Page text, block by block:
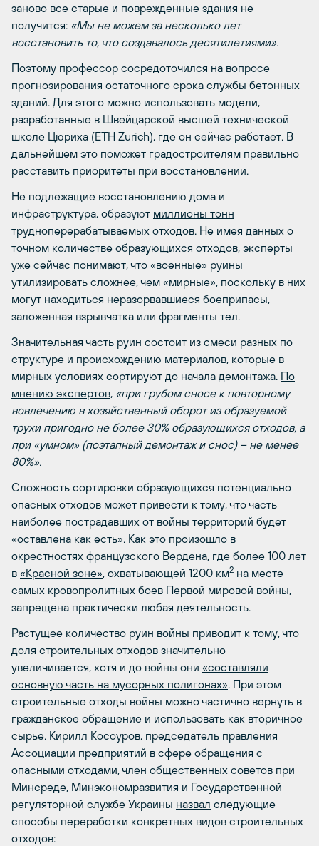
заново все старые и поврежденные здания не
получится: «Мы не можем за несколько лет
восстановить то, что создавалось десятилетиями».
Поэтому профессор сосредоточился на вопросе
прогнозирования остаточного срока службы бетонных
зданий. Для этого можно использовать модели,
разработанные в Швейцарской высшей технической
школе Цюриха (ETH Zurich), где он сейчас работает. В
дальнейшем это поможет градостроителям правильно
расставить приоритеты при восстановлении.
Не подлежащие восстановлению дома и
инфраструктура, образуют миллионы тонн
трудноперерабатываемых отходов. Не имея данных о
точном количестве образующихся отходов, эксперты
уже сейчас понимают, что «военные» руины
утилизировать сложнее, чем «мирные», поскольку в них
могут находиться неразорвавшиеся боеприпасы,
заложенная взрывчатка или фрагменты тел.
Значительная часть руин состоит из смеси разных по
структуре и происхождению материалов, которые в
мирных условиях сортируют до начала демонтажа. По
мнению экспертов, «при грубом сносе к повторному
вовлечению в хозяйственный оборот из образуемой
трухи пригодно не более 30% образующихся отходов, а
при «умном» (поэтапный демонтаж и снос) – не менее
80%».
Сложность сортировки образующихся потенциально
опасных отходов может привести к тому, что часть
наиболее пострадавших от войны территорий будет
«оставлена как есть». Как это произошло в
окрестностях французского Вердена, где более 100 лет
в «Красной зоне», охватывающей 1200 км2 на месте
самых кровопролитных боев Первой мировой войны,
запрещена практически любая деятельность.
Растущее количество руин войны приводит к тому, что
доля строительных отходов значительно
увеличивается, хотя и до войны они «составляли
основную часть на мусорных полигонах». При этом
строительные отходы войны можно частично вернуть в
гражданское обращение и использовать как вторичное
сырье. Кирилл Косоуров, председатель правления
Ассоциации предприятий в сфере обращения с
опасными отходами, член общественных советов при
Минсреде, Минэкономразвития и Государственной
регуляторной службе Украины назвал следующие
способы переработки конкретных видов строительных
отходов: